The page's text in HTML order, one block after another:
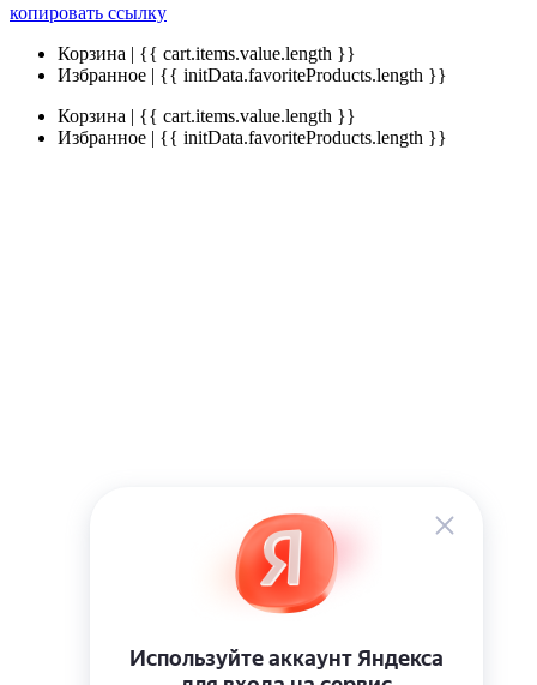
копировать ссылку
Корзина | {{ cart.items.value.length }}
Избранное | {{ initData.favoriteProducts.length }}
Корзина | {{ cart.items.value.length }}
Избранное | {{ initData.favoriteProducts.length }}